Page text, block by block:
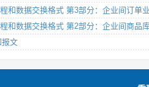
和数据交换格式 第3部分：企业间订单
和数据交换格式 第2部分：企业间商品
文